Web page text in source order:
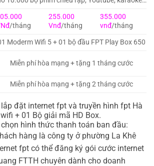
/tháng
255.000
Vnđ/tháng
355.000
vnđ/tháng
Moderm Wifi 5 + 01 bộ đầu FPT Play Box 650
Miễn phí hòa mạng + tặng 1 tháng cước
Miễn phí hòa mạng + tặng 2 tháng cước
đặt internet fpt và truyền hình fpt Hà
+ 01 Bộ giải mã HD Box.
hình thức thanh toán ban đầu:
hàng là công ty ở phường La Khê
fpt có thể đăng ký gói cước internet
FTTH chuyên dành cho doanh